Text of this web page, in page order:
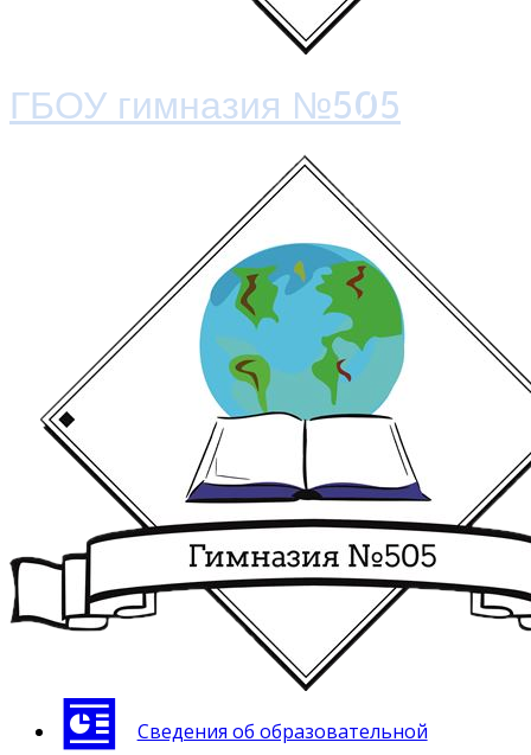
ГБОУ гимназия №505
Сведения об образовательной